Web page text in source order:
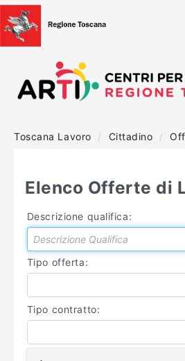
HOME
MANUALISTICA
Toscana Lavoro / Cittadino /
Elenco Offerte di
Descrizione qualifica:
Tipo offerta:
Tipo contratto: